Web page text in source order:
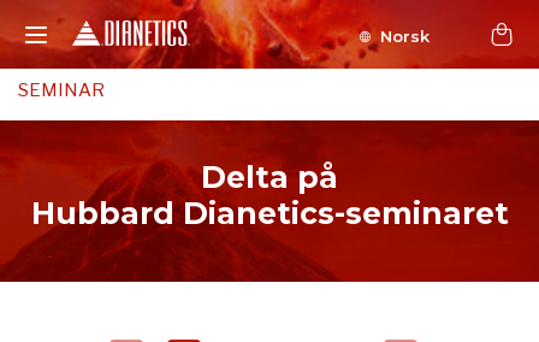
Norsk
SEMINAR
Delta på
Hubbard Dianetics-seminaret